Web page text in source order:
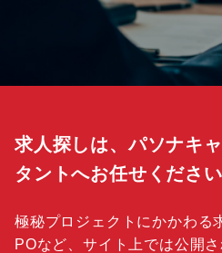
求人探しは、パソナキ
タントへお任せください
極秘プロジェクトにかかわる
POなど、サイト上では公開